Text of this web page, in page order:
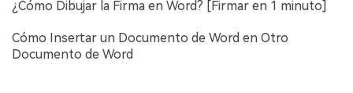
¿Cómo Dibujar la Firma en Word? [Firmar en 1 minuto]
Cómo Insertar un Documento de Word en Otro
Documento de Word